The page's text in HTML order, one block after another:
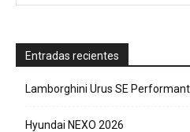
Entradas recientes
Lamborghini Urus SE
Hyundai NEXO 2026